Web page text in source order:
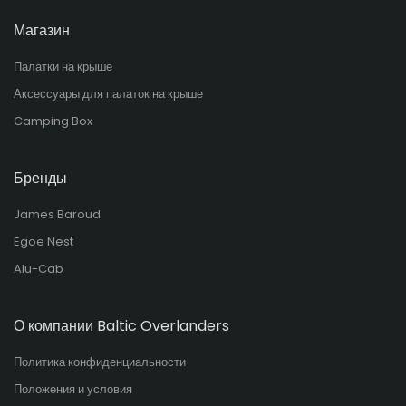
Магазин
Палатки на крыше
Аксессуары для палаток на крыше
Camping Box
Бренды
James Baroud
Egoe Nest
Alu-Cab
О компании Baltic Overlanders
Политика конфиденциальности
Положения и условия